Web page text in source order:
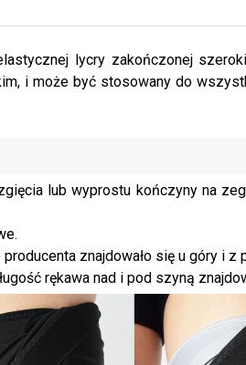
lycry zakończonej
i może być stosowany do
lub wyprostu kończyny na
znajdowało się u góry i z
rękawa nad i pod szyną